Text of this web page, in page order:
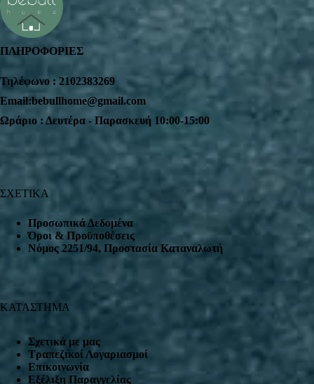
ΠΛΗΡΟΦΟΡΙΕΣ
Τηλέφωνο : 2102383269
Email:bebullhome@gmail.com
Ωράριο : Δευτέρα - Παρασκευή 10:00-15:00
ΣΧΕΤΙΚΑ
Προσωπικά Δεδομένα
Όροι & Προϋποθέσεις
Nόμος 2251/94, Προστασία Καταναλωτή
ΚΑΤΑΣΤΗΜΑ
Σχετικά με μας
Τραπεζικοί Λογαριασμοί
Επικοινωνία
Εξέλιξη Παραγγελίας